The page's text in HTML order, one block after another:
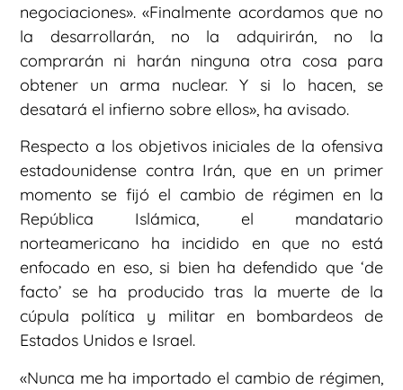
negociaciones». «Finalmente acordamos que no
la desarrollarán, no la adquirirán, no la
comprarán ni harán ninguna otra cosa para
obtener un arma nuclear. Y si lo hacen, se
desatará el infierno sobre ellos», ha avisado.
Respecto a los objetivos iniciales de la ofensiva
estadounidense contra Irán, que en un primer
momento se fijó el cambio de régimen en la
República Islámica, el mandatario
norteamericano ha incidido en que no está
enfocado en eso, si bien ha defendido que ‘de
facto’ se ha producido tras la muerte de la
cúpula política y militar en bombardeos de
Estados Unidos e Israel.
«Nunca me ha importado el cambio de régimen,